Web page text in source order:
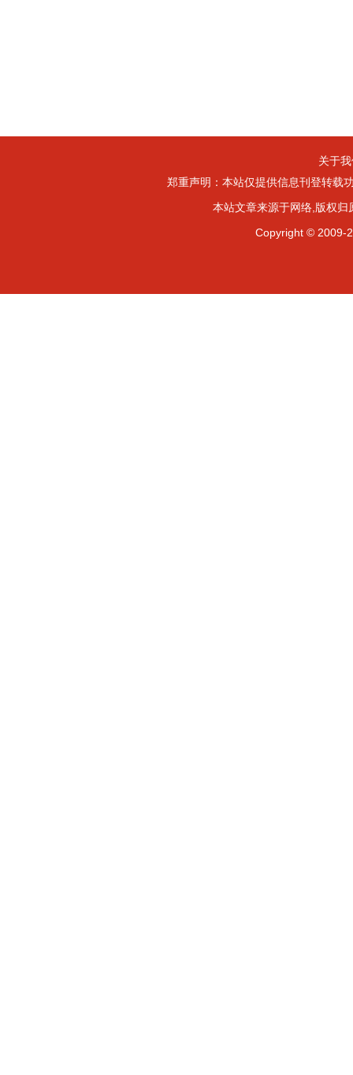
关于
郑重声明：本站仅提供信息刊登转载
本站文章来源于网络,版权
Copyright © 2009-